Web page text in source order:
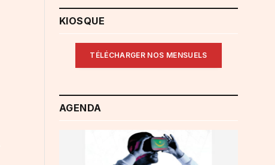
KIOSQUE
TÉLÉCHARGER NOS MENSUELS
AGENDA